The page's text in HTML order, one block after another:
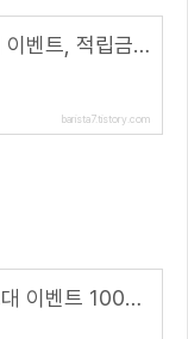
앱테크, 컬리 친구초대 이벤트, 적립금 5,000원 지급( 추천코드 : winhunt )
barista7.tistory.com
앱테크, 팔라고 친구초대 이벤트 1000캐시 지급